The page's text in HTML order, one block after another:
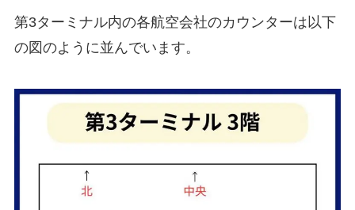
第3ターミナル内の各航空会社のカウンターは以下
の図のように並んでいます。